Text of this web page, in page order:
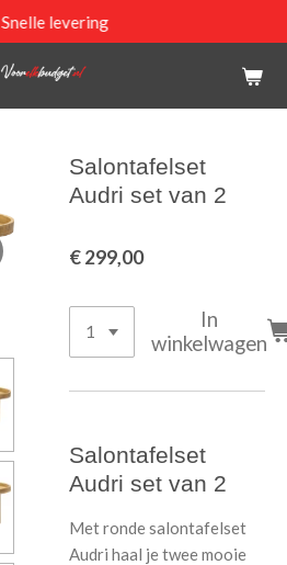
Snelle levering
Salontafelset
Audri set van 2
€ 299,00
In
winkelwagen
Salontafelset
Audri set van 2
Met ronde salontafelset
Audri haal je twee mooie